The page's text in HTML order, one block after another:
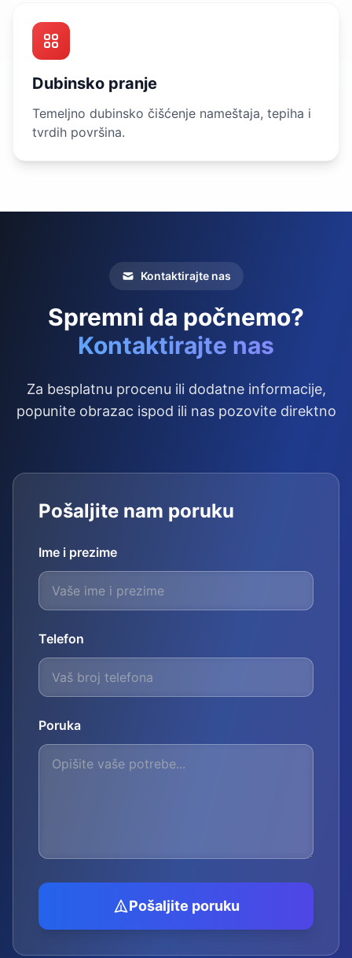
Dubinsko pranje
Temeljno dubinsko čišćenje nameštaja, tepiha i
tvrdih površina.
Kontaktirajte nas
Spremni da počnemo?
Kontaktirajte nas
Za besplatnu procenu ili dodatne informacije,
popunite obrazac ispod ili nas pozovite direktno
Pošaljite nam poruku
Ime i prezime
Telefon
Poruka
Pošaljite poruku